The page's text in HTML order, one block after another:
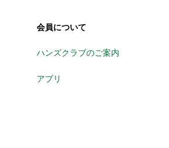
会員について
ハンズクラブのご案内
アプリ